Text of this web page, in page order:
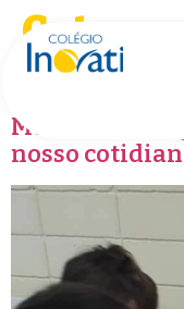
Integral
Muitas
nosso